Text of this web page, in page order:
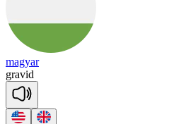
magyar
gravid